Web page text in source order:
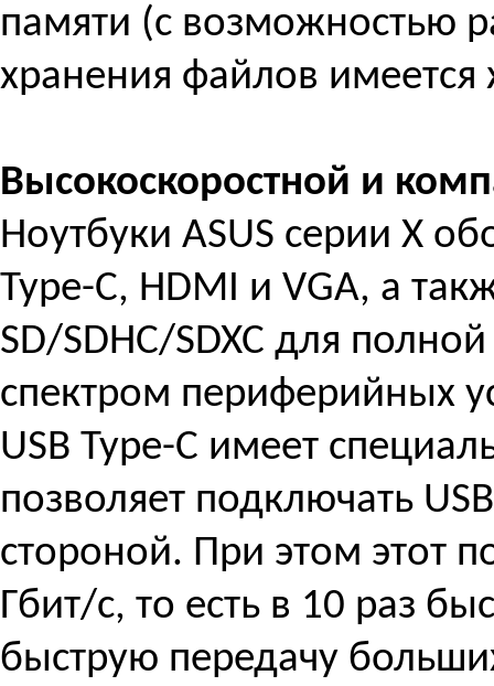
памяти (с возможностью
хранения файлов
Высокоскоростной и
Ноутбуки ASUS серии X
Type-C, HDMI и VGA, а
SD/SDHC/SDXC для
спектром периферийных
USB Type-C имеет
позволяет подключать
стороной. При этом этот
Гбит/с, то есть в 10 раз
быструю передачу